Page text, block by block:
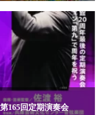
165回定期演奏会